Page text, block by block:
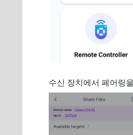
수신 장치에서 페어링